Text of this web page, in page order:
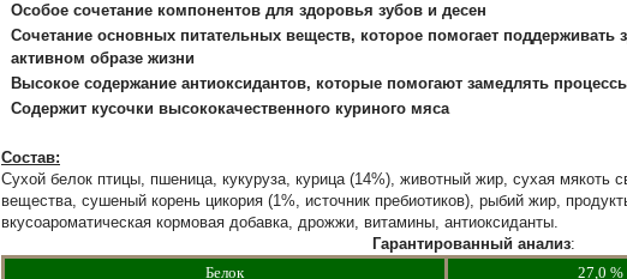
Особое сочетание компонентов для здоровья зубов и десен
Сочетание основных питательных веществ, которое помогает поддерживать
активном образе жизни
Высокое содержание антиоксидантов, которые помогают замедлять
Содержит кусочки высококачественного куриного мяса
Состав:
Сухой белок птицы, пшеница, кукуруза, курица (14%), животный жир, сухая мякоть
вещества, сушеный корень цикория (1%, источник пребиотиков), рыбий жир,
вкусоароматическая кормовая добавка, дрожжи, витамины, антиоксиданты.
Гарантированный анализ:
Белок
27,0 %